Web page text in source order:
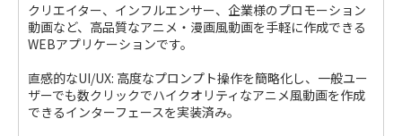
クリエイター、インフルエンサー、企業様のプロモーション
動画など、高品質なアニメ・漫画風動画を手軽に作成できる
WEBアプリケーションです。
直感的なUI/UX: 高度なプロンプト操作を簡略化し、一般ユー
ザーでも数クリックでハイクオリティなアニメ風動画を作成
できるインターフェースを実装済み。